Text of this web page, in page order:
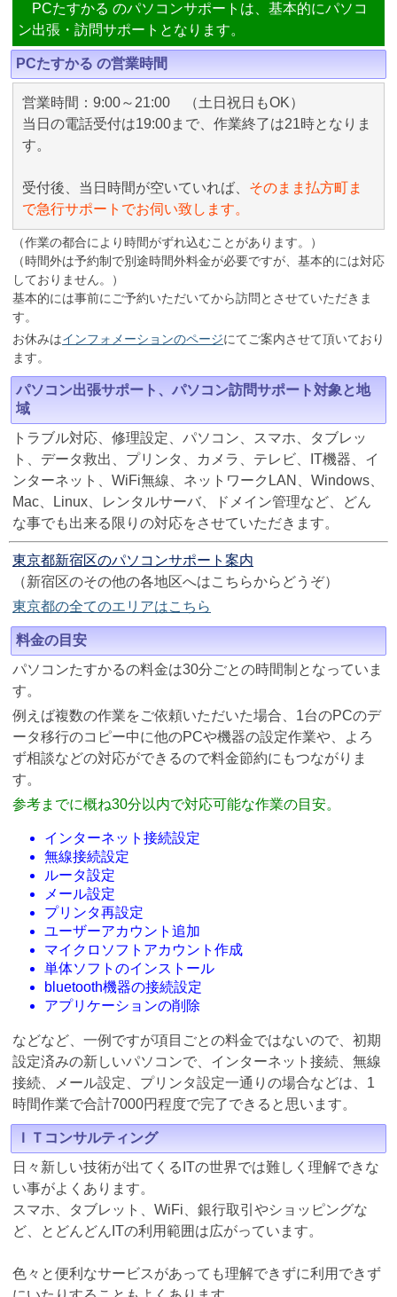
PCたすかる のパソコンサポートは、基本的にパソコ
ン出張・訪問サポートとなります。
PCたすかる の営業時間
営業時間：9:00～21:00 （土日祝日もOK）
当日の電話受付は19:00まで、作業終了は21時となりま
す。
受付後、当日時間が空いていれば、 そのまま払方町ま
で急行サポートでお伺い致します。
（作業の都合により時間がずれ込むことがあります。）
（時間外は予約制で別途時間外料金が必要ですが、基本的には対応
しておりません。）
基本的には事前にご予約いただいてから訪問とさせていただきま
す。
お休みはインフォメーションのページにてご案内させて頂いており
ます。
パソコン出張サポート、パソコン訪問サポート対象と地
域
トラブル対応、修理設定、パソコン、スマホ、タブレッ
ト、データ救出、プリンタ、カメラ、テレビ、IT機器、イ
ンターネット、WiFi無線、ネットワークLAN、Windows、
Mac、Linux、レンタルサーバ、ドメイン管理など、どん
な事でも出来る限りの対応をさせていただきます。
東京都新宿区のパソコンサポート案内
（新宿区のその他の各地区へはこちらからどうぞ）
東京都の全てのエリアはこちら
料金の目安
パソコンたすかるの料金は30分ごとの時間制となっていま
す。
例えば複数の作業をご依頼いただいた場合、1台のPCのデ
ータ移行のコピー中に他のPCや機器の設定作業や、よろ
ず相談などの対応ができるので料金節約にもつながりま
す。
参考までに概ね30分以内で対応可能な作業の目安。
インターネット接続設定
無線接続設定
ルータ設定
メール設定
プリンタ再設定
ユーザーアカウント追加
マイクロソフトアカウント作成
単体ソフトのインストール
bluetooth機器の接続設定
アプリケーションの削除
などなど、一例ですが項目ごとの料金ではないので、初期
設定済みの新しいパソコンで、インターネット接続、無線
接続、メール設定、プリンタ設定一通りの場合などは、1
時間作業で合計7000円程度で完了できると思います。
ＩＴコンサルティング
日々新しい技術が出てくるITの世界では難しく理解できな
い事がよくあります。
スマホ、タブレット、WiFi、銀行取引やショッピングな
ど、とどんどんITの利用範囲は広がっています。
色々と便利なサービスがあっても理解できずに利用できず